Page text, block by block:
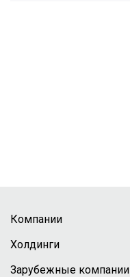
Компании
Холдинги
Зарубежные компании